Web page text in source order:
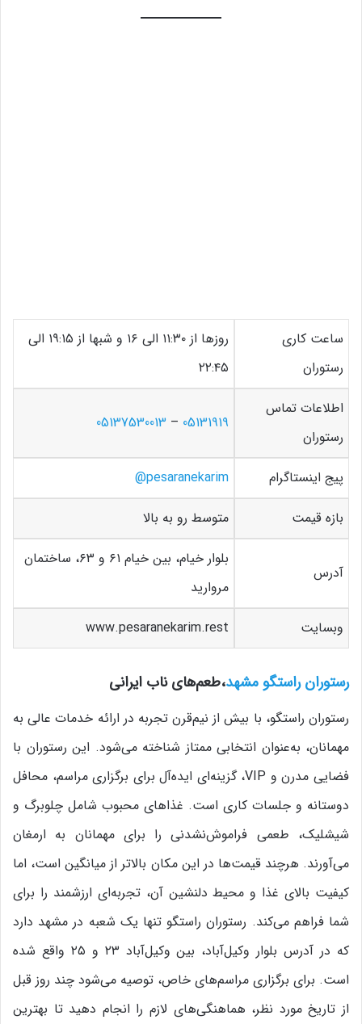
ساعت کاری
رستوران
روزها از ۱۱:۳۰ الی ۱۶ و شبها از ۱۹:۱۵ الی
۲۲:۴۵
اطلاعات تماس
رستوران
05131919
–
05137530013
پیج اینستاگرام pesaranekarim
@
بازه قیمت
متوسط رو به بالا
آدرس
بلوار خیام، بین خیام ۶۱ و ۶۳، ساختمان
مروارید
وبسایت
www.pesaranekarim.rest
رستوران راستگو مشهد،طعم‌های ناب ایرانی
رستوران راستگو، با بیش از نیم‌قرن تجربه در ارائه خدمات عالی به
مهمانان، به‌عنوان انتخابی ممتاز شناخته می‌شود. این رستوران با
فضایی مدرن و VIP، گزینه‌ای ایده‌آل برای برگزاری مراسم، محافل
دوستانه و جلسات کاری است. غذاهای محبوب شامل چلوبرگ و
شیشلیک، طعمی فراموش‌نشدنی را برای مهمانان به ارمغان
می‌آورند. هرچند قیمت‌ها در این مکان بالاتر از میانگین است، اما
کیفیت بالای غذا و محیط دلنشین آن، تجربه‌ای ارزشمند را برای
شما فراهم می‌کند. رستوران راستگو تنها یک شعبه در مشهد دارد
که در آدرس بلوار وکیل‌آباد، بین وکیل‌آباد ۲۳ و ۲۵ واقع شده
است. برای برگزاری مراسم‌های خاص، توصیه می‌شود چند روز قبل
از تاریخ مورد نظر، هماهنگی‌های لازم را انجام دهید تا بهترین